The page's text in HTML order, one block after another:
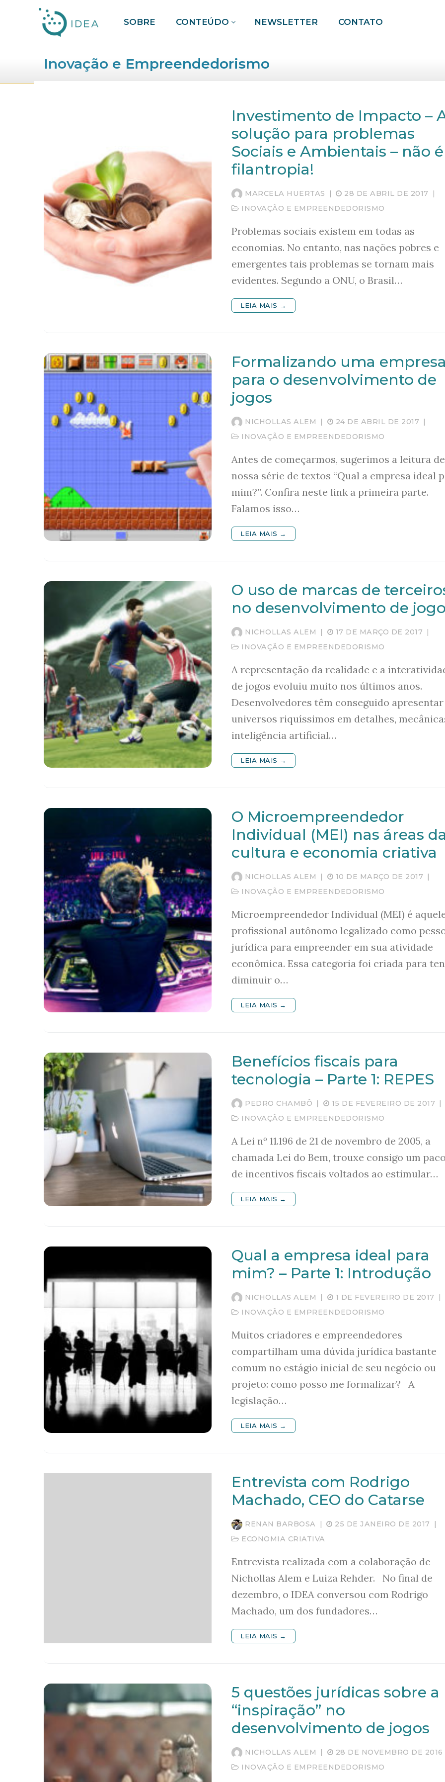
SOBRE CONTEÚDO NEWSLETTER CONTATO
Pesquisar por:
Inovação e Empreendedorismo
Investimento de Impacto –
solução para problemas
Sociais e Ambientais – não é
filantropia!
MARCELA HUERTAS | 28 DE ABRIL DE 2017
|
INOVAÇÃO E EMPREENDEDORISMO
Problemas sociais existem em todas as
economias. No entanto, nas nações pobres e
emergentes tais problemas se tornam mais
evidentes. Segundo a ONU, o Brasil…
LEIA MAIS →
Formalizando uma
para o desenvolvimento de
jogos
NICHOLLAS ALEM | 24 DE ABRIL DE 2017
|
INOVAÇÃO E EMPREENDEDORISMO
Antes de começarmos, sugerimos a leitura de
nossa série de textos “Qual a empresa ideal
mim?”. Confira neste link a primeira parte.
Falamos isso…
LEIA MAIS →
O uso de marcas de
no desenvolvimento de
NICHOLLAS ALEM | 17 DE MARÇO DE 2017
|
INOVAÇÃO E EMPREENDEDORISMO
A representação da realidade e a
de jogos evoluiu muito nos últimos anos.
Desenvolvedores têm conseguido apresentar
universos riquíssimos em detalhes,
inteligência artificial…
LEIA MAIS →
O Microempreendedor
Individual (MEI) nas áreas
cultura e economia criativa
NICHOLLAS ALEM | 10 DE MARÇO DE 2017
|
INOVAÇÃO E EMPREENDEDORISMO
Microempreendedor Individual (MEI) é
profissional autônomo legalizado como
jurídica para empreender em sua atividade
econômica. Essa categoria foi criada para
diminuir o…
LEIA MAIS →
Benefícios fiscais para
tecnologia – Parte 1: REPES
PEDRO CHAMBÔ | 15 DE FEVEREIRO DE 2017
|
INOVAÇÃO E EMPREENDEDORISMO
A Lei nº 11.196 de 21 de novembro de 2005, a
chamada Lei do Bem, trouxe consigo um
de incentivos fiscais voltados ao estimular…
LEIA MAIS →
Qual a empresa ideal para
mim? – Parte 1: Introdução
NICHOLLAS ALEM | 1 DE FEVEREIRO DE 2017
|
INOVAÇÃO E EMPREENDEDORISMO
Muitos criadores e empreendedores
compartilham uma dúvida jurídica bastante
comum no estágio inicial de seu negócio ou
projeto: como posso me formalizar? A
legislação…
LEIA MAIS →
Entrevista com Rodrigo
Machado, CEO do Catarse
RENAN BARBOSA | 25 DE JANEIRO DE 2017
|
ECONOMIA CRIATIVA
Entrevista realizada com a colaboração de
Nichollas Alem e Luiza Rehder. No final de
dezembro, o IDEA conversou com Rodrigo
Machado, um dos fundadores…
LEIA MAIS →
5 questões jurídicas sobre a
“inspiração” no
desenvolvimento de jogos
NICHOLLAS ALEM |
28 DE NOVEMBRO DE 2016
INOVAÇÃO E EMPREENDEDORISMO